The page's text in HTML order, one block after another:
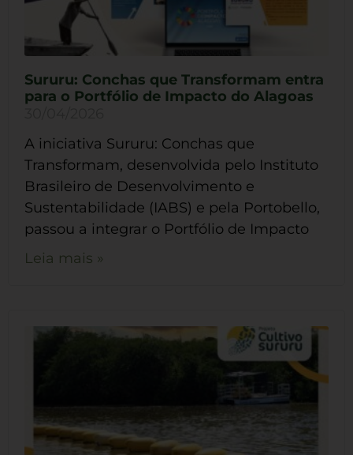
Sururu: Conchas que Transformam entra
para o Portfólio de Impacto do Alagoas
A iniciativa Sururu: Conchas que
Transformam, desenvolvida pelo Instituto
Brasileiro de Desenvolvimento e
Sustentabilidade (IABS) e pela Portobello,
passou a integrar o Portfólio de Impacto
Leia mais »